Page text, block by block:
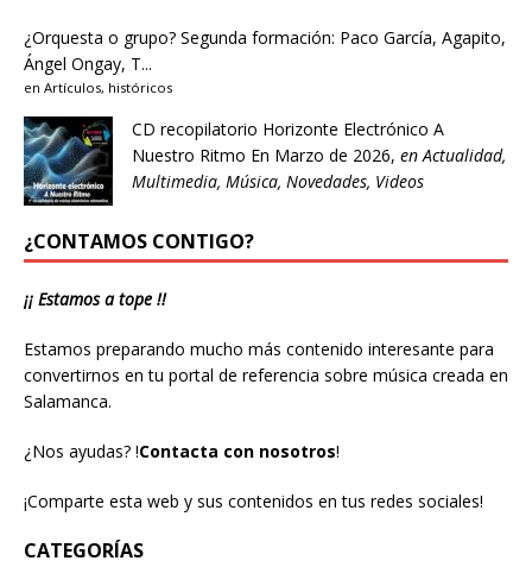
¿Orquesta o grupo? Segunda formación: Paco García, Agapito,
Ángel Ongay, T...
en Artículos, históricos
CD recopilatorio Horizonte Electrónico A
Nuestro Ritmo En Marzo de 2026, en Actualidad,
Multimedia, Música, Novedades, Videos
¿CONTAMOS CONTIGO?
¡¡ Estamos a tope !!
Estamos preparando mucho más contenido interesante para
convertirnos en tu portal de referencia sobre música creada en
Salamanca.
¿Nos ayudas? !Contacta con nosotros!
¡Comparte esta web y sus contenidos en tus redes sociales!
CATEGORÍAS